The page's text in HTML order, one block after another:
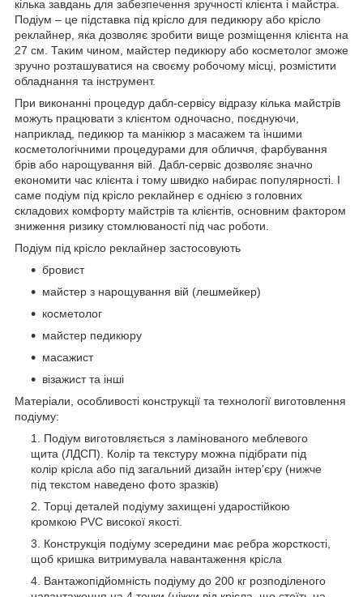
кілька завдань для забезпечення зручності клієнта і майстра.
Подіум – це підставка під крісло для педикюру або крісло
реклайнер, яка дозволяє зробити вище розміщення клієнта на
27 см. Таким чином, майстер педикюру або косметолог зможе
зручно розташуватися на своєму робочому місці, розмістити
обладнання та інструмент.
При виконанні процедур дабл-сервісу відразу кілька майстрів
можуть працювати з клієнтом одночасно, поєднуючи,
наприклад, педикюр та манікюр з масажем та іншими
косметологічними процедурами для обличчя, фарбування
брів або нарощування вій. Дабл-сервіс дозволяє значно
економити час клієнта і тому швидко набирає популярності. І
саме подіум під крісло реклайнер є однією з головних
складових комфорту майстрів та клієнтів, основним фактором
зниження ризику стомлюваності під час роботи.
Подіум під крісло реклайнер застосовують
бровист
майстер з нарощування вій (лешмейкер)
косметолог
майстер педикюру
масажист
візажист та інші
Матеріали, особливості конструкції та технології виготовлення
подіуму:
Подіум виготовляється з ламінованого меблевого
щита (ЛДСП). Колір та текстуру можна підібрати під
колір крісла або під загальний дизайн інтер'єру (нижче
під текстом наведено фото зразків)
Торці деталей подіуму захищені ударостійкою
кромкою PVC високої якості.
Конструкція подіуму зсередини має ребра жорсткості,
щоб кришка витримувала навантаження крісла
Вантажопідйомність подіуму до 200 кг розподіленого